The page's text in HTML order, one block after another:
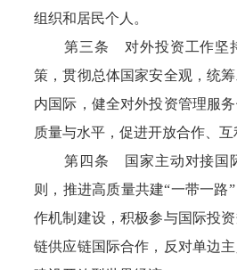
组织和居民个人。
第三条 对外投资工作坚持
策，贯彻总体国家安全观，统
内国际，健全对外投资管理服
质量与水平，促进开放合作、互
第四条 国家主动对接国际
则，推进高质量共建“一带一路
作机制建设，积极参与国际投
链供应链国际合作，反对单边